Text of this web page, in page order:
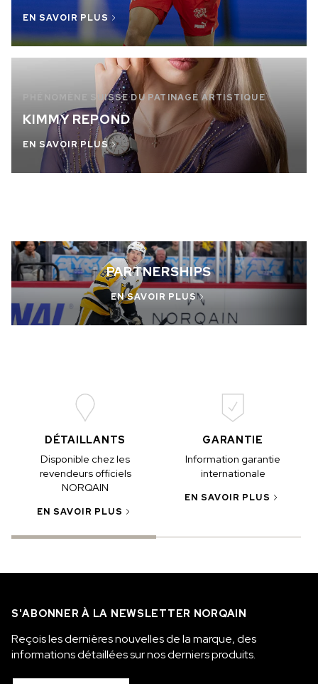
EN SAVOIR PLUS
PHÉNOMÈNE SUISSE DU PATINAGE ARTISTIQUE
KIMMY REPOND
EN SAVOIR PLUS
PARTNERSHIPS
EN SAVOIR PLUS
DÉTAILLANTS
Disponible chez les
revendeurs officiels
NORQAIN
EN SAVOIR PLUS
GARANTIE
Information garantie
internationale
EN SAVOIR PLUS
S'ABONNER À LA NEWSLETTER NORQAIN
Reçois les dernières nouvelles de la marque, des
informations détaillées sur nos derniers produits.